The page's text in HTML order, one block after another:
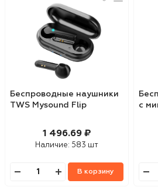
Беспроводные наушники
TWS Mysound Flip
1 496.69 ₽
Наличие: 583 шт
В корзину
с